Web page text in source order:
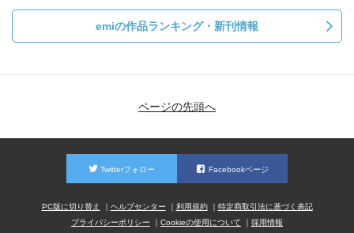
emiの作品ランキング・新刊情報
ページの先頭へ
Twitterフォロー Facebookページ
PC版に切り替え ヘルプセンター 利用規約
特定商取引法に基づく表記
プライバシーポリシー
Cookieの使用について 採用情報